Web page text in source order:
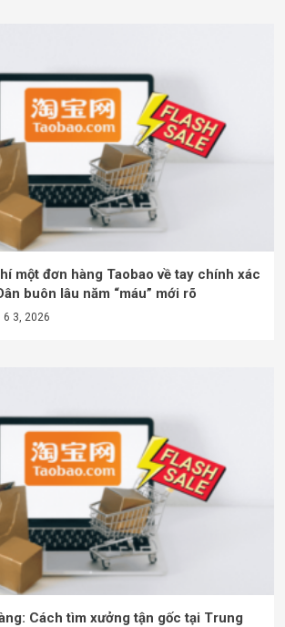
một đơn hàng Taobao về tay chính xác
buôn lâu năm “máu” mới rõ
6 3, 2026
Cách tìm xưởng tận gốc tại Trung